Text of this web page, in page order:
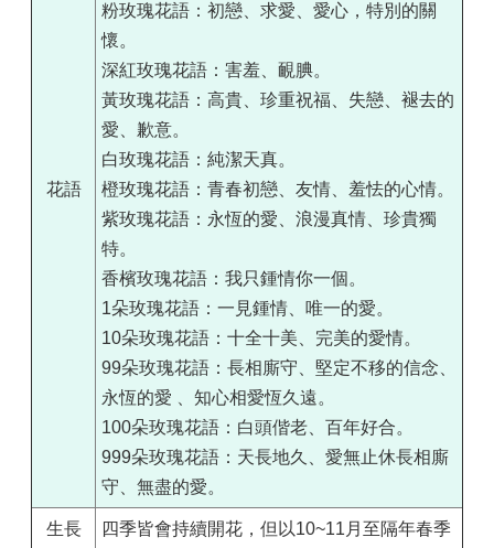
花語
粉玫瑰花語：初戀、求愛、愛心，特別的關
懷。
深紅玫瑰花語：害羞、靦腆。
黃玫瑰花語：高貴、珍重祝福、失戀、褪去的
愛、歉意。
白玫瑰花語：純潔天真。
橙玫瑰花語：青春初戀、友情、羞怯的心情。
紫玫瑰花語：永恆的愛、浪漫真情、珍貴獨
特。
香檳玫瑰花語：我只鍾情你一個。
1朵玫瑰花語：一見鍾情、唯一的愛。
10朵玫瑰花語：十全十美、完美的愛情。
99朵玫瑰花語：長相廝守、堅定不移的信念、
永恆的愛 、知心相愛恆久遠。
100朵玫瑰花語：白頭偕老、百年好合。
999朵玫瑰花語：天長地久、愛無止休長相廝
守、無盡的愛。
生長
四季皆會持續開花，但以10~11月至隔年春季